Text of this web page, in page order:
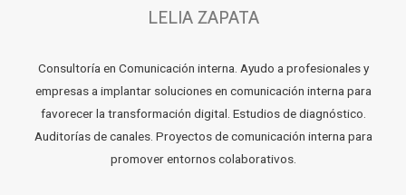
LELIA ZAPATA
Consultoría en Comunicación interna. Ayudo a profesionales y
empresas a implantar soluciones en comunicación interna para
favorecer la transformación digital. Estudios de diagnóstico.
Auditorías de canales. Proyectos de comunicación interna para
promover entornos colaborativos.